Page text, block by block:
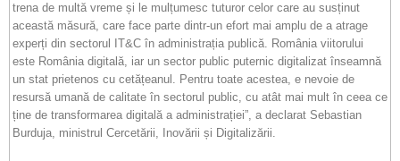
trena de multă vreme și le mulțumesc tuturor celor care au susținut
această măsură, care face parte dintr-un efort mai amplu de a atrage
experți din sectorul IT&C în administrația publică. România viitorului
este România digitală, iar un sector public puternic digitalizat înseamnă
un stat prietenos cu cetățeanul. Pentru toate acestea, e nevoie de
resursă umană de calitate în sectorul public, cu atât mai mult în ceea ce
ține de transformarea digitală a administrației”, a declarat Sebastian
Burduja, ministrul Cercetării, Inovării și Digitalizării.